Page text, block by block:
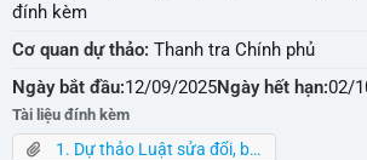
đính kèm
Cơ quan dự thảo: Thanh tra Chính phủ
Ngày bắt đầu:12/09/2025Ngày hết hạn:02/
Tài liệu đính kèm
1. Dự thảo Luật sửa đổi, bổ sung một số điều Luật KN, Luật TC,Luật TCD.pdf